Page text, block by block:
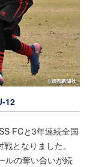
12
FCと3年連続全国
となりました。
ルの奪い合いが続